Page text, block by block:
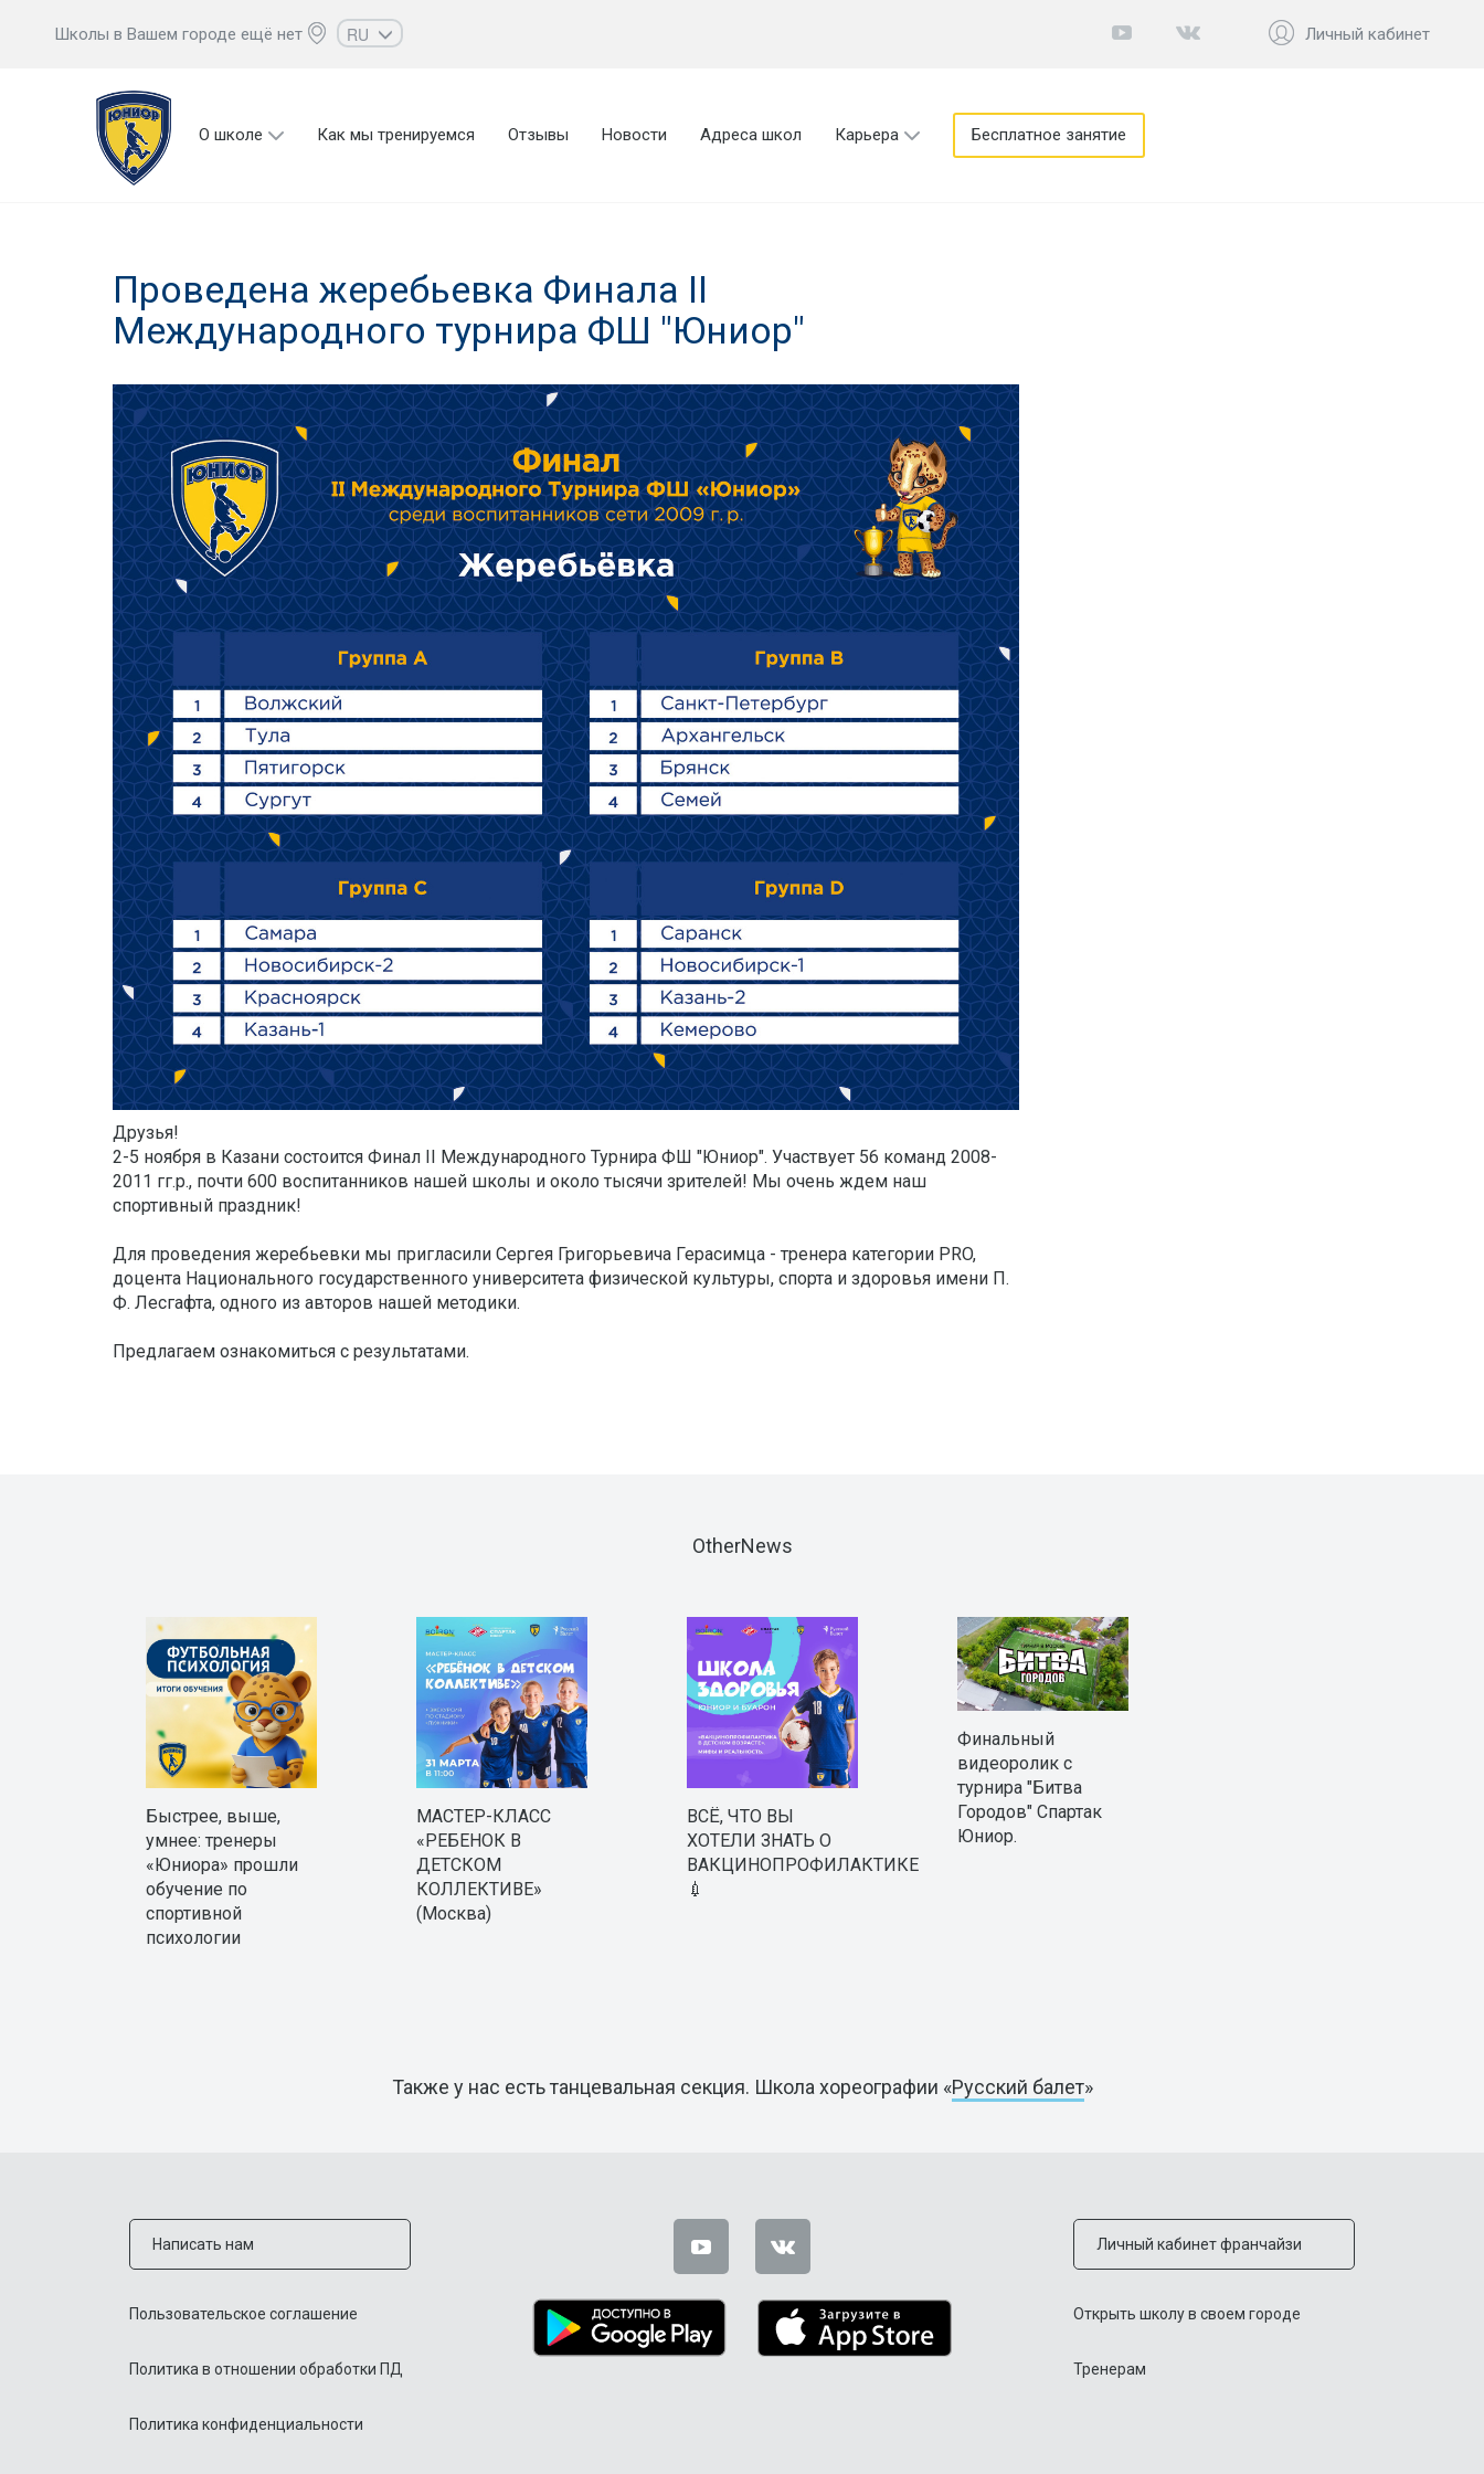
Школы в Вашем городе ещё нет
RU
KZ
Личный кабинет
О школе Как мы тренируемся Отзывы Новости Адреса школ Карьера Бесплатное занятие
Проведена жеребьевка Финала II
Международного турнира ФШ "Юниор"
Друзья!
2-5 ноября в Казани состоится Финал II Международного Турнира ФШ "Юниор". Участвует 56 команд 2008-
2011 гг.р., почти 600 воспитанников нашей школы и около тысячи зрителей! Мы очень ждем наш
спортивный праздник!
Для проведения жеребьевки мы пригласили Сергея Григорьевича Герасимца - тренера категории PRO,
доцента Национального государственного университета физической культуры, спорта и здоровья имени П.
Ф. Лесгафта, одного из авторов нашей методики.
Предлагаем ознакомиться с результатами.
OtherNews
Быстрее, выше,
умнее: тренеры
«Юниора» прошли
обучение по
спортивной
психологии
МАСТЕР-КЛАСС
«РЕБЕНОК В
ДЕТСКОМ
КОЛЛЕКТИВЕ»
(Москва)
ВСЁ, ЧТО ВЫ
ХОТЕЛИ ЗНАТЬ О
ВАКЦИНОПРОФИЛАКТИКЕ
💉
Финальный
видеоролик с
турнира "Битва
Городов" Спартак
Юниор.
Также у нас есть танцевальная секция. Школа хореографии «Русский балет»
Написать нам
Пользовательское соглашение
Политика в отношении обработки ПД
Политика конфиденциальности
Личный кабинет франчайзи
Открыть школу в своем городе
Тренерам